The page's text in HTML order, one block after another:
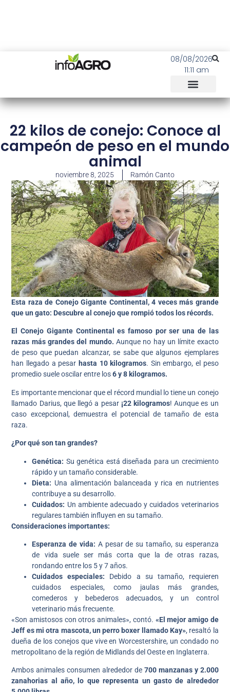
08/08/2026
11:11 am
22 kilos de conejo: Conoce al
campeón de peso en el mundo
animal
noviembre 8, 2025 Ramón Canto
Esta raza de Conejo Gigante Continental, 4 veces más grande
que un gato: Descubre al conejo que rompió todos los récords.
El Conejo Gigante Continental es famoso por ser una de las
razas más grandes del mundo. Aunque no hay un límite exacto
de peso que puedan alcanzar, se sabe que algunos ejemplares
han llegado a pesar hasta 10 kilogramos. Sin embargo, el peso
promedio suele oscilar entre los6 y 8 kilogramos.
Es importante mencionar que el récord mundial lo tiene un conejo
llamado Darius, que llegó a pesar¡22 kilogramos! Aunque es un
caso excepcional, demuestra el potencial de tamaño de esta
raza.
¿Por qué son tan grandes?
Genética: Su genética está diseñada para un crecimiento
rápido y un tamaño considerable.
Dieta: Una alimentación balanceada y rica en nutrientes
contribuye a su desarrollo.
Cuidados: Un ambiente adecuado y cuidados veterinarios
regulares también influyen en su tamaño.
Consideraciones importantes:
Esperanza de vida: A pesar de su tamaño, su esperanza
de vida suele ser más corta que la de otras razas,
rondando entre los 5 y 7 años.
Cuidados especiales: Debido a su tamaño, requieren
cuidados especiales, como jaulas más grandes,
comederos y bebederos adecuados, y un control
veterinario más frecuente.
«Son amistosos con otros animales», contó. «El mejor amigo de
Jeff es mi otra mascota, un perro boxer llamado Kay», resaltó la
dueña de los conejos que vive en Worcestershire, un condado no
metropolitano de la región de Midlands del Oeste en Inglaterra.
Ambos animales consumen alrededor de 700 manzanas y 2.000
zanahorias al año, lo que representa un gasto de alrededor